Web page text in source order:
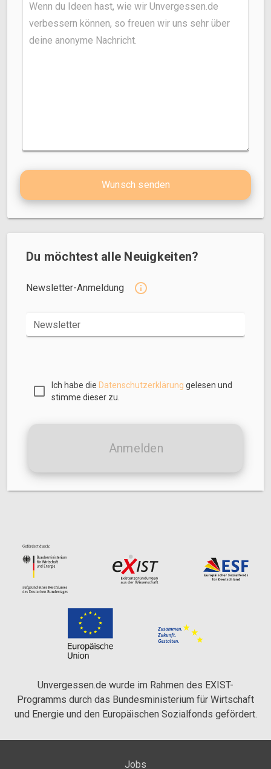
Wunsch senden
Du möchtest alle Neuigkeiten?
Newsletter-Anmeldung
Newsletter
Ich habe die Datenschutzerklärung gelesen und
stimme dieser zu.
Anmelden
Unvergessen.de wurde im Rahmen des EXIST-
Programms durch das Bundesministerium für Wirtschaft
und Energie und den Europäischen Sozialfonds gefördert.
Jobs